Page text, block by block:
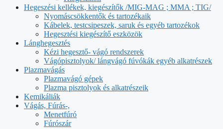
Hegeszési kellékek, kiegészítők /MIG-MAG ; MMA ; TIG/
Nyomáscsökkentők és tartozékaik
Kábelek, testcsipeszek, saruk és egyéb tartozékok
Hegesztési kiegészítő eszközök
Lánghegesztés
Kézi hegesztő- vágó rendszerek
Vágópisztolyok/ lángvágó fúvókák egyéb alkatrészek
Plazmavágás
Plazmavágó gépek
Plazma pisztolyok és alkatrészeik
Kemikáliák
Vágás, Fúrás-,
Menetfúró
Fúrószár